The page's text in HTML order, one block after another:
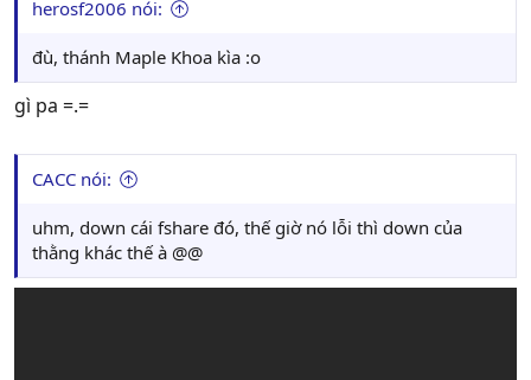
herosf2006 nói:
đù, thánh Maple Khoa kìa :o
gì pa =.=
CACC nói:
uhm, down cái fshare đó, thế giờ nó lỗi thì down của
thằng khác thế à @@